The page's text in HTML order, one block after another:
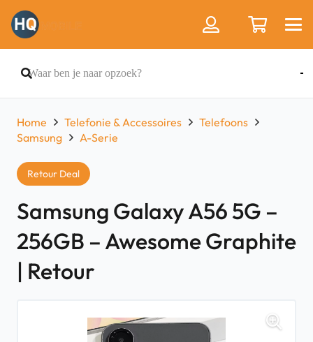
Home Telefonie & Accessoires
Telefoons
Samsung
A-Serie
Retour Deal
Samsung Galaxy A56 5G –
256GB – Awesome Graphite
| Retour